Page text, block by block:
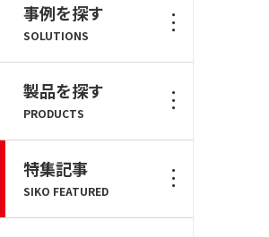
事例を探す
SOLUTIONS
製品を探す
PRODUCTS
特集記事
SIKO FEATURED